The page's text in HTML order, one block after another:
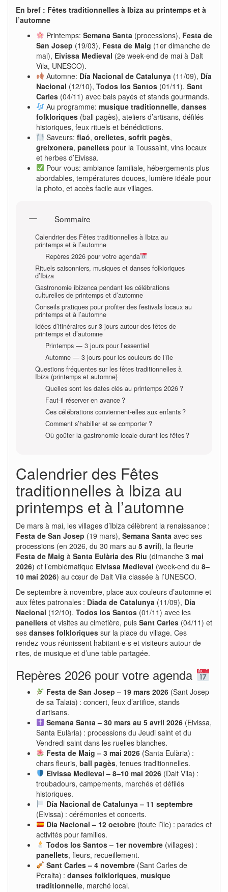
En bref : Fêtes traditionnelles à Ibiza au printemps et à
l’automne
Printemps: Semana Santa (processions), Festa de
San Josep (19/03), Festa de Maig (1er dimanche de
mai), Eivissa Medieval (2e week-end de mai à Dalt
Vila, UNESCO).
Automne: Día Nacional de Catalunya (11/09), Día
Nacional (12/10), Todos los Santos (01/11), Sant
Carles (04/11) avec bals payés et stands gourmands.
Au programme: musique traditionnelle, danses
folkloriques (ball pagès), ateliers d’artisans, défilés
historiques, feux rituels et bénédictions.
Saveurs: flaó, orelletes, sofrit pagès,
greixonera, panellets pour la Toussaint, vins locaux
et herbes d’Eivissa.
Pour vous: ambiance familiale, hébergements plus
abordables, températures douces, lumière idéale pour
la photo, et accès facile aux villages.
Sommaire
Calendrier des Fêtes traditionnelles à Ibiza au
printemps et à l’automne
Repères 2026 pour votre agenda
Rituels saisonniers, musiques et danses folkloriques
d’Ibiza
Gastronomie ibizenca pendant les célébrations
culturelles de printemps et d’automne
Conseils pratiques pour profiter des festivals locaux au
printemps et à l’automne
Idées d’itinéraires sur 3 jours autour des fêtes de
printemps et d’automne
Printemps — 3 jours pour l’essentiel
Automne — 3 jours pour les couleurs de l’île
Questions fréquentes sur les fêtes traditionnelles à
Ibiza (printemps et automne)
Quelles sont les dates clés au printemps 2026 ?
Faut-il réserver en avance ?
Ces célébrations conviennent-elles aux enfants ?
Comment s’habiller et se comporter ?
Où goûter la gastronomie locale durant les fêtes ?
Calendrier des Fêtes
traditionnelles à Ibiza au
printemps et à l’automne
De mars à mai, les villages d’Ibiza célèbrent la renaissance :
Festa de San Josep (19 mars), Semana Santa avec ses
processions (en 2026, du 30 mars au 5 avril), la fleurie
Festa de Maig à Santa Eulària des Riu (dimanche 3 mai
2026) et l’emblématique Eivissa Medieval (week-end du 8–
10 mai 2026) au cœur de Dalt Vila classée à l’UNESCO.
De septembre à novembre, place aux couleurs d’automne et
aux fêtes patronales : Diada de Catalunya (11/09), Día
Nacional (12/10), Todos los Santos (01/11) avec les
panellets et visites au cimetière, puis Sant Carles (04/11) et
ses danses folkloriques sur la place du village. Ces
rendez-vous réunissent habitant·e·s et visiteurs autour de
rites, de musique et d’une table partagée.
Repères 2026 pour votre agenda
Festa de San Josep – 19 mars 2026(Sant Josep
de sa Talaia) : concert, feux d’artifice, stands
d’artisans.
Semana Santa – 30 mars au 5 avril 2026(Eivissa,
Santa Eulària) : processions du Jeudi saint et du
Vendredi saint dans les ruelles blanches.
Festa de Maig – 3 mai 2026(Santa Eulària) :
chars fleuris, ball pagès, tenues traditionnelles.
Eivissa Medieval – 8–10 mai 2026(Dalt Vila) :
troubadours, campements, marchés et défilés
historiques.
Día Nacional de Catalunya – 11 septembre
(Eivissa) : cérémonies et concerts.
Día Nacional – 12 octobre(toute l’île) : parades et
activités pour familles.
Todos los Santos – 1er novembre(villages) :
panellets, fleurs, recueillement.
Sant Carles – 4 novembre(Sant Carles de
Peralta) : danses folkloriques, musique
traditionnelle, marché local.